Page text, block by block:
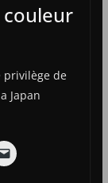
privilège de
Japan